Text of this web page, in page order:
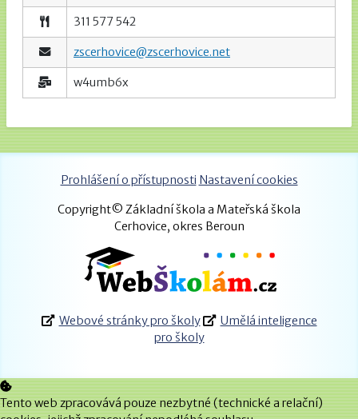
311 577 542
zscerhovice@zscerhovice.net
w4umb6x
Prohlášení o přístupnosti Nastavení cookies
Copyright© Základní škola a Mateřská škola
Cerhovice, okres Beroun
Webové stránky pro školy
Umělá inteligence
pro školy
Tento web zpracovává pouze nezbytné (technické a relační)